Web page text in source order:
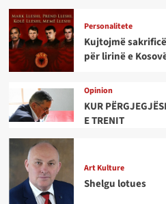
Personalitete
Kujtojmë
për lirinë e
Opinion
KUR
E TRENIT
Art Kulture
Shelgu lotues